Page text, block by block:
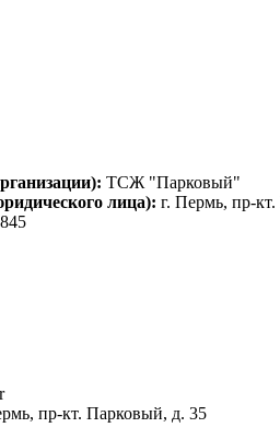
ТСЖ "Парковый"
лица): г. Пермь, пр-
пр-кт. Парковый, д. 35